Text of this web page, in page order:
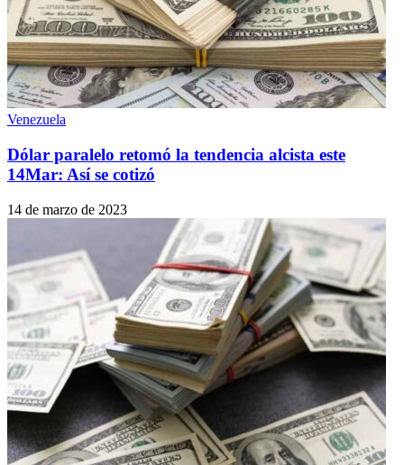
Venezuela
Dólar paralelo retomó la tendencia alcista este
14Mar: Así se cotizó
14 de marzo de 2023